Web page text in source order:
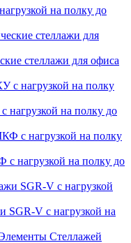
на полку до
стеллажи для офиса
нагрузкой на полку до
нагрузкой на полку до
SGR-V с нагрузкой на
Стеллажей